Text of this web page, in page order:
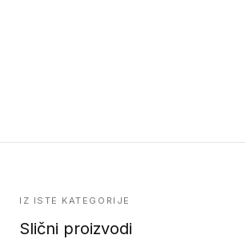
IZ ISTE KATEGORIJE
Slični proizvodi